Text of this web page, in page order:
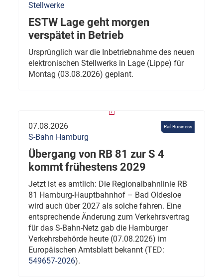
Stellwerke
ESTW Lage geht morgen
verspätet in Betrieb
Ursprünglich war die Inbetriebnahme des neuen
elektronischen Stellwerks in Lage (Lippe) für
Montag (03.08.2026) geplant.
Rail Business
07.08.2026
S-Bahn Hamburg
Übergang von RB 81 zur S 4
kommt frühestens 2029
Jetzt ist es amtlich: Die Regionalbahnlinie RB
81 Hamburg-Hauptbahnhof – Bad Oldesloe
wird auch über 2027 als solche fahren. Eine
entsprechende Änderung zum Verkehrsvertrag
für das S-Bahn-Netz gab die Hamburger
Verkehrsbehörde heute (07.08.2026) im
Europäischen Amtsblatt bekannt (TED:
549657-2026).